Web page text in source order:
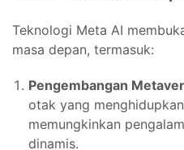
Teknologi Meta AI
masa depan, termasuk:
Pengembangan
otak yang
memungkinkan
dinamis.